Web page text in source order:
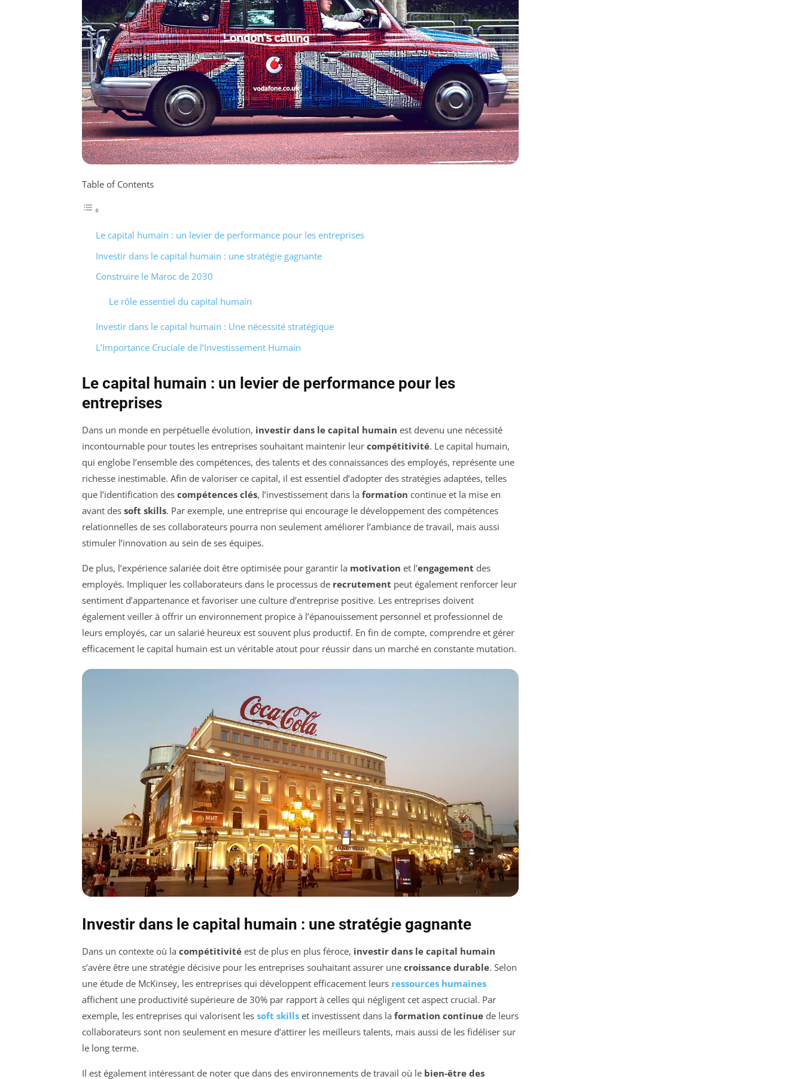
Table of Contents
Le capital humain : un levier de performance pour les entreprises
Investir dans le capital humain : une stratégie gagnante
Construire le Maroc de 2030
Le rôle essentiel du capital humain
Investir dans le capital humain : Une nécessité stratégique
L’Importance Cruciale de l’Investissement Humain
Le capital humain : un levier de performance pour les
entreprises
Dans un monde en perpétuelle évolution, investir dans le capital humain est devenu une nécessité
incontournable pour toutes les entreprises souhaitant maintenir leur compétitivité. Le capital humain,
qui englobe l’ensemble des compétences, des talents et des connaissances des employés, représente une
richesse inestimable. Afin de valoriser ce capital, il est essentiel d’adopter des stratégies adaptées, telles
que l’identification des compétences clés, l’investissement dans la formation continue et la mise en
avant des soft skills. Par exemple, une entreprise qui encourage le développement des compétences
relationnelles de ses collaborateurs pourra non seulement améliorer l’ambiance de travail, mais aussi
stimuler l’innovation au sein de ses équipes.
De plus, l’expérience salariée doit être optimisée pour garantir la motivation et l’engagement des
employés. Impliquer les collaborateurs dans le processus de recrutement peut également renforcer leur
sentiment d’appartenance et favoriser une culture d’entreprise positive. Les entreprises doivent
également veiller à offrir un environnement propice à l’épanouissement personnel et professionnel de
leurs employés, car un salarié heureux est souvent plus productif. En fin de compte, comprendre et gérer
efficacement le capital humain est un véritable atout pour réussir dans un marché en constante mutation.
Investir dans le capital humain : une stratégie gagnante
Dans un contexte où la compétitivité est de plus en plus féroce, investir dans le capital humain
s’avère être une stratégie décisive pour les entreprises souhaitant assurer une croissance durable. Selon
une étude de McKinsey, les entreprises qui développent efficacement leurs ressources humaines
affichent une productivité supérieure de 30% par rapport à celles qui négligent cet aspect crucial. Par
exemple, les entreprises qui valorisent les soft skills et investissent dans la formation continue de leurs
collaborateurs sont non seulement en mesure d’attirer les meilleurs talents, mais aussi de les fidéliser sur
le long terme.
Il est également intéressant de noter que dans des environnements de travail où le bien-être des